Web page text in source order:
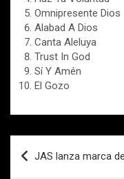
Omnipresente Dios
Alabad A Dios
Canta Aleluya
Trust In God
Sí Y Amén
El Gozo
Navegación
de
JAS lanza marca